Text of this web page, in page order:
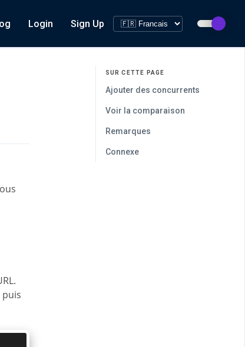
Login Sign Up
SUR CETTE PAGE
Ajouter des concurrents
Voir la comparaison
Remarques
Connexe